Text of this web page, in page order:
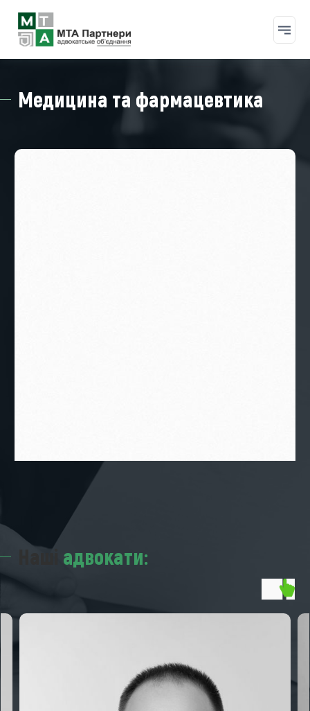
Медицина та фармацевтика
Наші адвокати: